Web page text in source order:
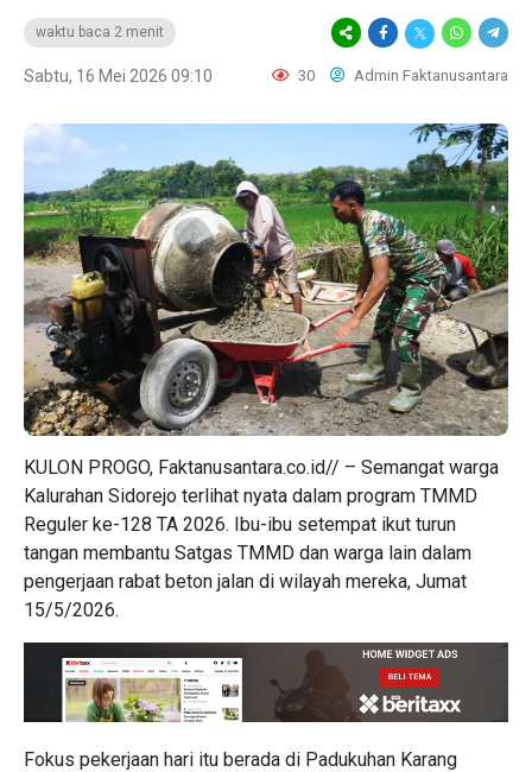
waktu baca 2 menit
Sabtu, 16 Mei 2026 09:10 30 Admin Faktanusantara
KULON PROGO, Faktanusantara.co.id// – Semangat warga
Kalurahan Sidorejo terlihat nyata dalam program TMMD
Reguler ke-128 TA 2026. Ibu-ibu setempat ikut turun
tangan membantu Satgas TMMD dan warga lain dalam
pengerjaan rabat beton jalan di wilayah mereka, Jumat
15/5/2026.
Fokus pekerjaan hari itu berada di Padukuhan Karang